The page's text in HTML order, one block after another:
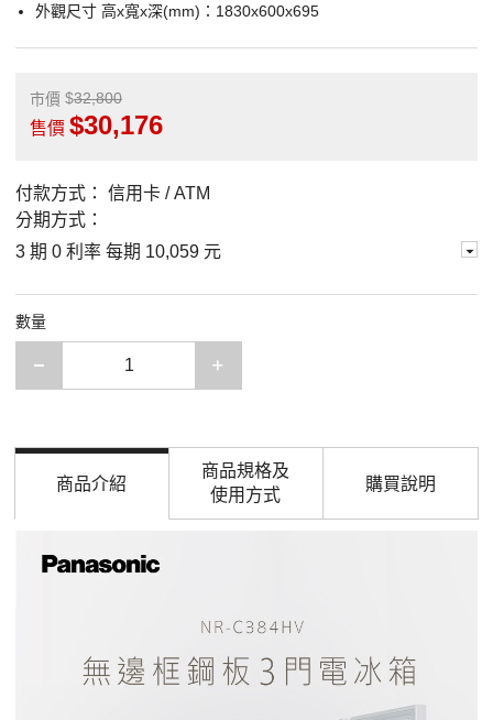
外觀尺寸 高x寬x深(mm)：1830x600x695
市價 32,800
售價 30,176
付款方式：
信用卡 / ATM
分期方式：
3 期 0 利率 每期 10,059 元
數量
減少一項
商品介紹
商品規格及
使用方式
購買說明